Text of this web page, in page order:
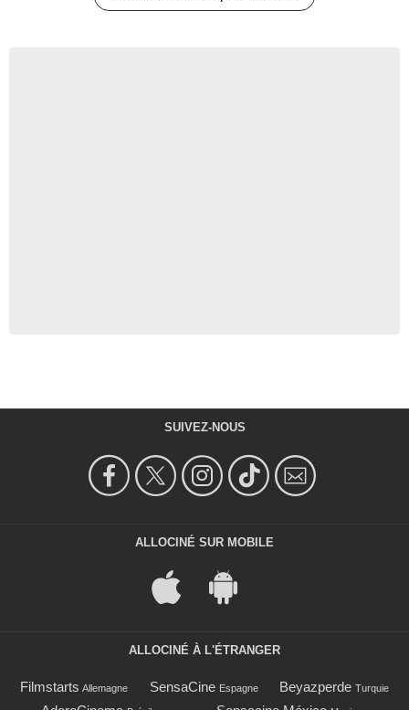
SUIVEZ-NOUS
ALLOCINÉ SUR MOBILE
ALLOCINÉ À L'ÉTRANGER
Filmstarts Allemagne SensaCine Espagne Beyazperde Turquie